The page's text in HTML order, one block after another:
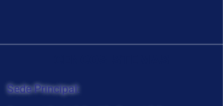
Sede Principal: